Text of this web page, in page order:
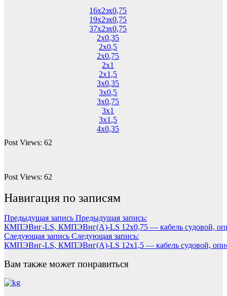
16х2эх0,75
19х2эх0,75
37х2эх0,75
2х0,35
2х0,5
2х0,75
2х1
2х1,5
3х0,35
3х0,5
3х0,75
3х1
3х1,5
4х0,35
Post Views: 62
Post Views: 62
Навигация по записям
Предыдущая запись Предыдущая запись:
КМПЭВнг-LS, КМПЭВнг(А)-LS 12х0,75 — кабель судовой,
Следующая запись Следующая запись:
КМПЭВнг-LS, КМПЭВнг(А)-LS 12х1,5 — кабель судовой,
Вам также может понравиться